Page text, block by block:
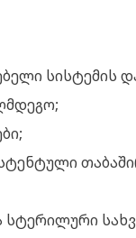
სისტემის
სტერილური